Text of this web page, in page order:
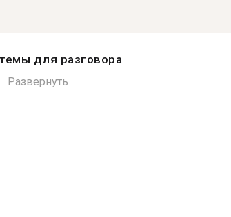
для разговора
Развернуть